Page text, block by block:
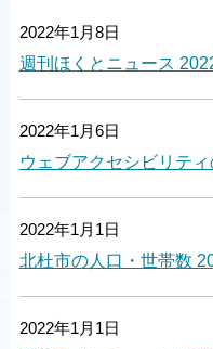
2022年1月8日
週刊ほくとニュース
2022年1月6日
ウェブアクセシビリテ
2022年1月1日
北杜市の人口・世帯数
2022年1月1日